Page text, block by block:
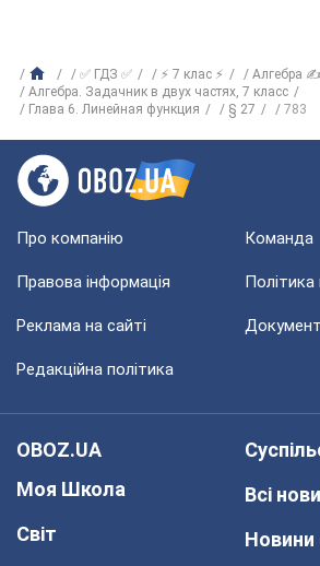
✅ ГДЗ ✅ ⚡ 7 клас ⚡
Алгебра ✍
Алгебра. Задачник в двух частях, 7 класс
Глава 6. Линейная функция
§ 27 783
Про компанію Команда
Правова інформація Політика
Реклама на сайті
Редакційна політика
OBOZ.UA
Моя Школа
Світ
Всі
Новини